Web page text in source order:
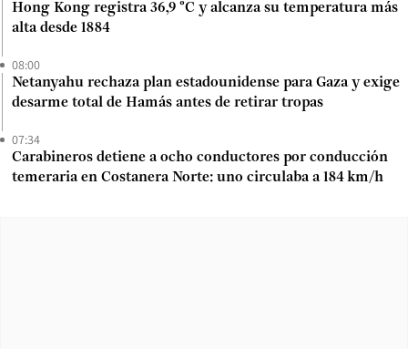
Hong Kong registra 36,9 °C y alcanza su temperatura más
alta desde 1884
08:00
Netanyahu rechaza plan estadounidense para Gaza y exige
desarme total de Hamás antes de retirar tropas
07:34
Carabineros detiene a ocho conductores por conducción
temeraria en Costanera Norte: uno circulaba a 184 km/h